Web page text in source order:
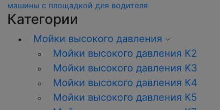
машины с площадкой для водителя
Категории
Мойки высокого давления
Мойки высокого давления К2
Мойки высокого давления K3
Мойки высокого давления К4
Мойки высокого давления К5